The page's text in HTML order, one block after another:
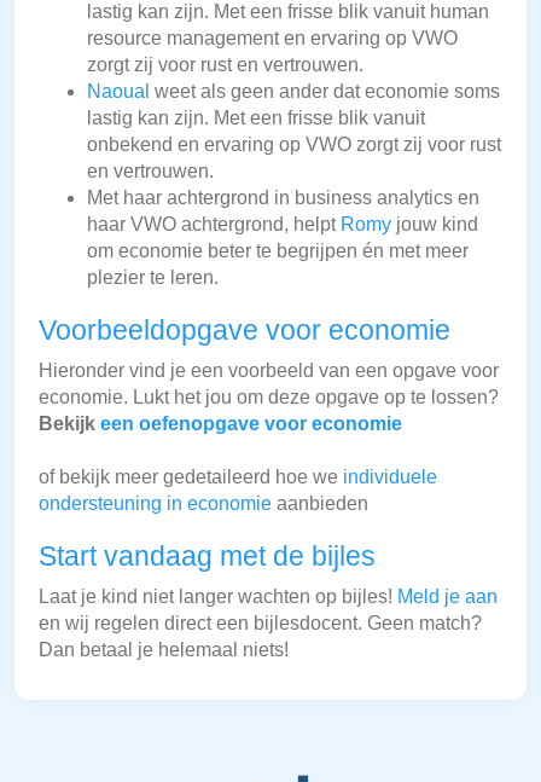
lastig kan zijn. Met een frisse blik vanuit human
resource management en ervaring op VWO
zorgt zij voor rust en vertrouwen.
Naoual weet als geen ander dat economie soms
lastig kan zijn. Met een frisse blik vanuit
onbekend en ervaring op VWO zorgt zij voor rust
en vertrouwen.
Met haar achtergrond in business analytics en
haar VWO achtergrond, helpt Romy jouw kind
om economie beter te begrijpen én met meer
plezier te leren.
Voorbeeldopgave voor economie
Hieronder vind je een voorbeeld van een opgave voor
economie. Lukt het jou om deze opgave op te lossen?
Bekijk een oefenopgave voor economie
of bekijk meer gedetaileerd hoe we individuele
ondersteuning in economie aanbieden
Start vandaag met de bijles
Laat je kind niet langer wachten op bijles! Meld je aan
en wij regelen direct een bijlesdocent. Geen match?
Dan betaal je helemaal niets!